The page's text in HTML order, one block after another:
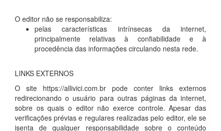
O editor não se responsabiliza:
pelas características intrínsecas da internet,
principalmente relativas à confiabilidade e à
procedência das informações circulando nesta rede.
LINKS EXTERNOS
O site https://allivici.com.br pode conter links externos
redirecionando o usuário para outras páginas da internet,
sobre os quais o editor não exerce controle. Apesar das
verificações prévias e regulares realizadas pelo editor, ele se
isenta de qualquer responsabilidade sobre o conteúdo